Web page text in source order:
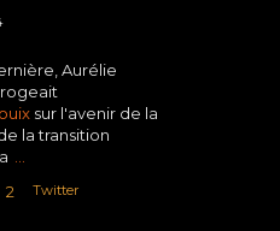
Aurélie
sur l'avenir de la
la transition
2 Twitter